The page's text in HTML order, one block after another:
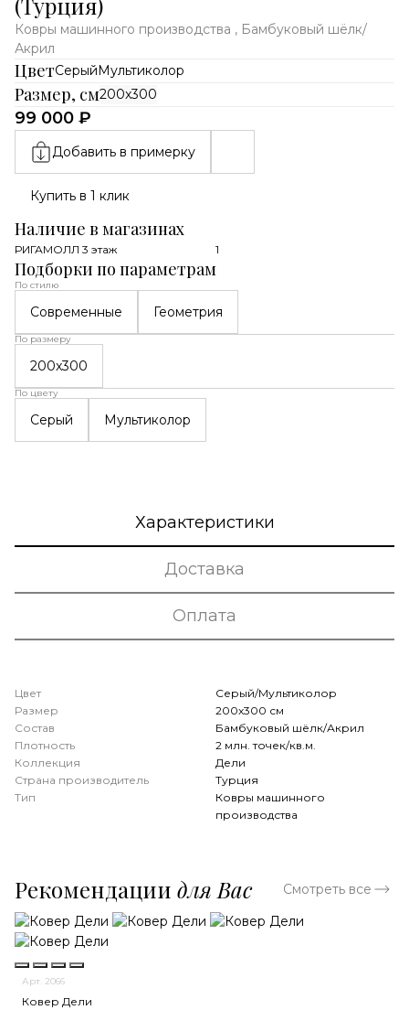
Ковры машинного производства , Бамбуковый шёлк/
Акрил
ЦветСерыйМультиколор
Размер, см200x300
99 000 ₽
Добавить в примерку
Купить в 1 клик
Наличие в магазинах
РИГАМОЛЛ 3 этаж 1
Подборки по параметрам
По стилю
Современные Геометрия
По размеру
200x300
По цвету
Серый Мультиколор
Характеристики
Доставка
Оплата
Цвет
Серый/Мультиколор
Размер
200x300 см
Состав
Бамбуковый шёлк/Акрил
Плотность
2 млн. точек/кв.м.
Коллекция
Дели
Страна производитель
Турция
Тип
Ковры машинного
производства
Рекомендации для Вас Смотреть все
Арт. 2066
Ковер Дели